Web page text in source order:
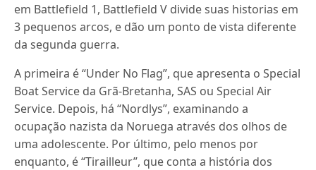
em Battlefield 1, Battlefield V divide suas historias em
3 pequenos arcos, e dão um ponto de vista diferente
da segunda guerra.
A primeira é “Under No Flag”, que apresenta o Special
Boat Service da Grã-Bretanha, SAS ou Special Air
Service. Depois, há “Nordlys”, examinando a
ocupação nazista da Noruega através dos olhos de
uma adolescente. Por último, pelo menos por
enquanto, é “Tirailleur”, que conta a história dos